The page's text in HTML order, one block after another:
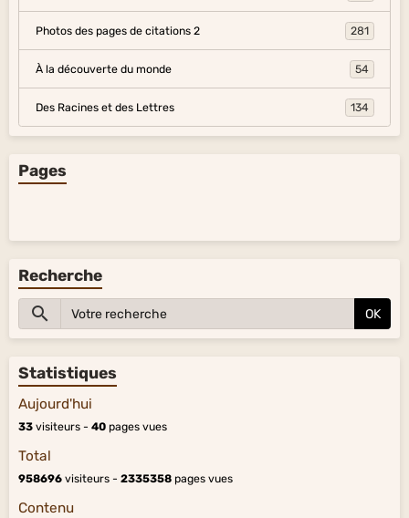
Photos des pages de citations 2 281
À la découverte du monde 54
Des Racines et des Lettres 134
Pages
Recherche
OK
Statistiques
Aujourd'hui
33 visiteurs - 40 pages vues
Total
958696 visiteurs - 2335358 pages vues
Contenu